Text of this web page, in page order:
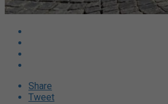
Share
Tweet